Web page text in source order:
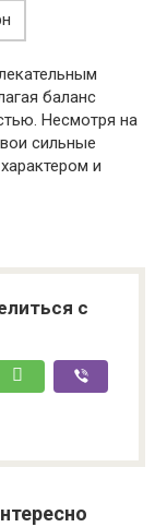
баланс
Несмотря на
сильные
и
с